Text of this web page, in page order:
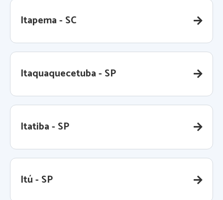
Itapema - SC
Itaquaquecetuba - SP
Itatiba - SP
Itú - SP